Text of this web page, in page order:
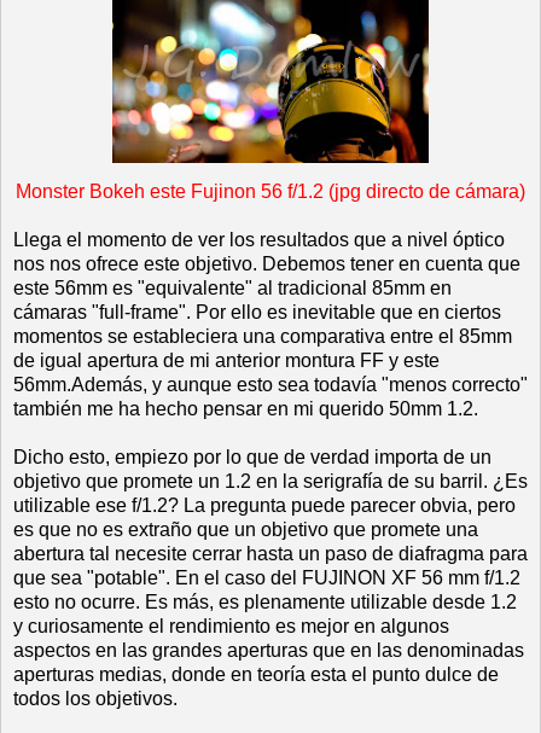
Monster Bokeh este Fujinon 56 f/1.2 (jpg directo de cámara)
Llega el momento de ver los resultados que a nivel óptico
nos nos ofrece este objetivo. Debemos tener en cuenta que
este 56mm es "equivalente" al tradicional 85mm en
cámaras "full-frame". Por ello es inevitable que en ciertos
momentos se estableciera una comparativa entre el 85mm
de igual apertura de mi anterior montura FF y este
56mm.Además, y aunque esto sea todavía "menos correcto"
también me ha hecho pensar en mi querido 50mm 1.2.
Dicho esto, empiezo por lo que de verdad importa de un
objetivo que promete un 1.2 en la serigrafía de su barril. ¿Es
utilizable ese f/1.2? La pregunta puede parecer obvia, pero
es que no es extraño que un objetivo que promete una
abertura tal necesite cerrar hasta un paso de diafragma para
que sea "potable". En el caso del FUJINON XF 56 mm f/1.2
esto no ocurre. Es más, es plenamente utilizable desde 1.2
y curiosamente el rendimiento es mejor en algunos
aspectos en las grandes aperturas que en las denominadas
aperturas medias, donde en teoría esta el punto dulce de
todos los objetivos.